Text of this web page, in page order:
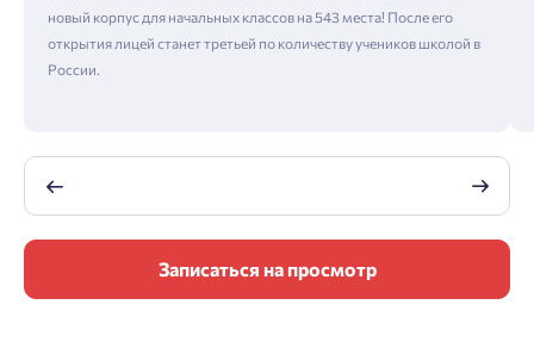
новый корпус для начальных классов на 543 места! После его
открытия лицей станет третьей по количеству учеников школой в
России.
Записаться на просмотр